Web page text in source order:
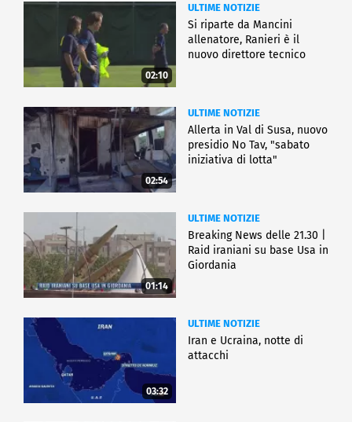
02:10
ULTIME NOTIZIE
Si riparte da Mancini
allenatore, Ranieri è il
nuovo direttore tecnico
02:54
ULTIME NOTIZIE
Allerta in Val di Susa, nuovo
presidio No Tav, "sabato
iniziativa di lotta"
01:14
ULTIME NOTIZIE
Breaking News delle 21.30 |
Raid iraniani su base Usa in
Giordania
03:32
ULTIME NOTIZIE
Iran e Ucraina, notte di
attacchi